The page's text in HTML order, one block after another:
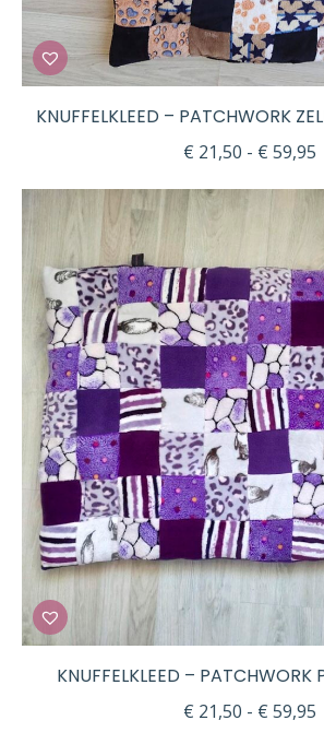
KNUFFELKLEED – PATCHWORK
€ 21,50 - € 59,95
KNUFFELKLEED – PATCHWORK
€ 21,50 - € 59,95